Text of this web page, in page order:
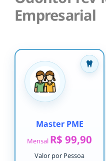
Empresarial
Master PME
Mensal R$ 99,90
Valor por Pessoa